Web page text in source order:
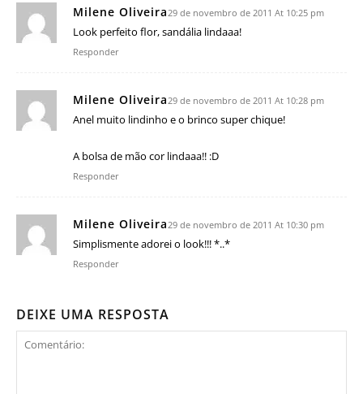
Milene Oliveira29 de novembro de 2011 At 10:25 pm
Look perfeito flor, sandália lindaaa!
Responder
Milene Oliveira29 de novembro de 2011 At 10:28 pm
Anel muito lindinho e o brinco super chique!
A bolsa de mão cor lindaaa!! :D
Responder
Milene Oliveira29 de novembro de 2011 At 10:30 pm
Simplismente adorei o look!!! *..*
Responder
DEIXE UMA RESPOSTA